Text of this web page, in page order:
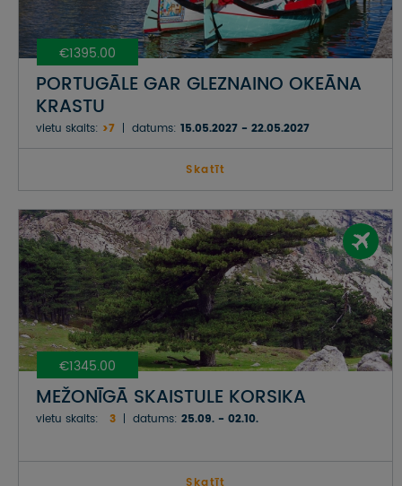
€1395.00
PORTUGĀLE GAR GLEZNAINO OKEĀNA
KRASTU
vietu skaits: >7 datums: 15.05.2027 - 22.05.2027
Skatīt
€1345.00
MEŽONĪGĀ SKAISTULE KORSIKA
vietu skaits: 3 datums: 25.09. - 02.10.